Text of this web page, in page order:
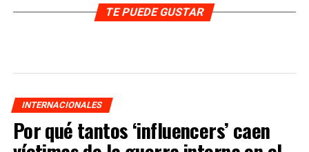
TE PUEDE GUSTAR
INTERNACIONALES
Por qué tantos ‘influencers’ caen